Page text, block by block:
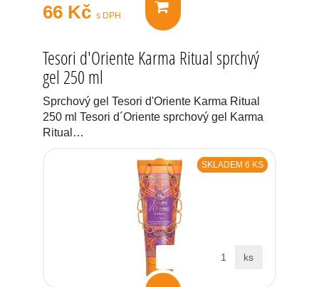
66 Kč s DPH
Tesori d'Oriente Karma Ritual sprchvý
gel 250 ml
Sprchový gel Tesori d'Oriente Karma Ritual
250 ml Tesori d´Oriente sprchový gel Karma
Ritual…
SKLADEM 6 KS
ks